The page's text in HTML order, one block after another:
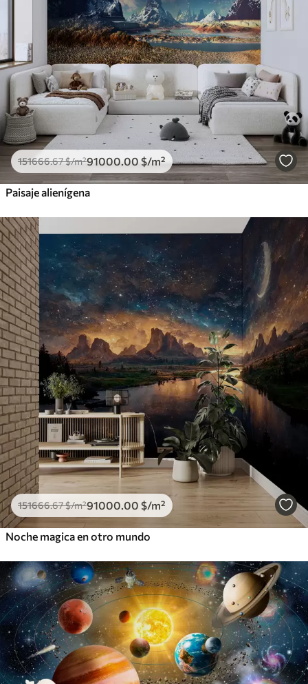
151666.67$/m²91000.00 $/m²
Paisaje alienígena
151666.67$/m²91000.00 $/m²
Noche magica en otro mundo